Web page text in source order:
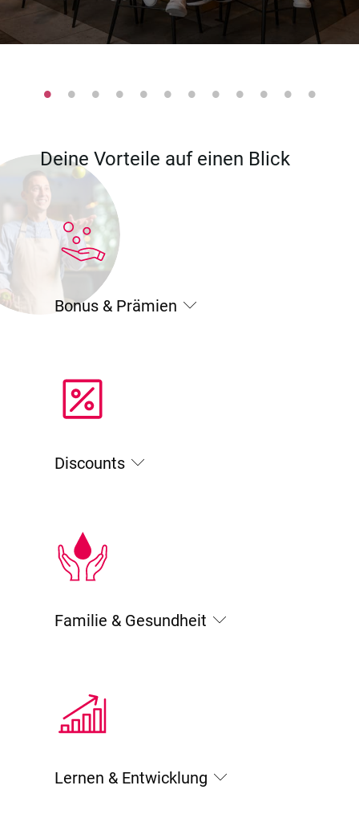
Deine Vorteile auf einen Blick
Bonus & Prämien
Discounts
Familie & Gesundheit
Lernen & Entwicklung